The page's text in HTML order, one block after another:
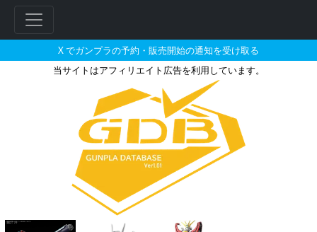
X でガンプラの予約・販売開始の通知を受け取る
当サイトはアフィリエイト広告を利用しています。
ガンダムフェニーチェリベルタ
ー